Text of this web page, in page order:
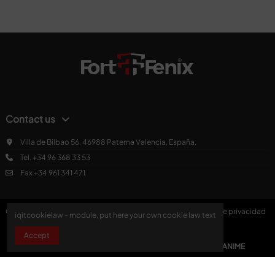
Contact us
Villa de Bilbao 56, 46988 Paterna Valencia, España.
Tel. +34 96 368 33 53
Fax +34 961 341 471
Copyright © Fort Fenix 2024 |
Política de privacidad
|
Política de cookies | Kit Digital
UNANIME
iqitcookielaw - module, put here your own cookie law text
Accept